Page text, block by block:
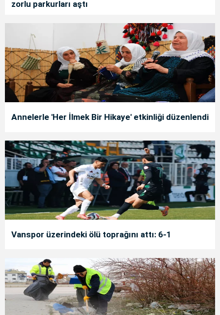
zorlu parkurları aştı
Annelerle 'Her İlmek Bir Hikaye' etkinliği düzenlendi
Vanspor üzerindeki ölü toprağını attı: 6-1